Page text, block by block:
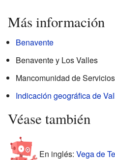
Más información
Benavente
Benavente y Los Valles
Mancomunidad de
Indicación geográfica de
Véase también
En inglés: Vega de